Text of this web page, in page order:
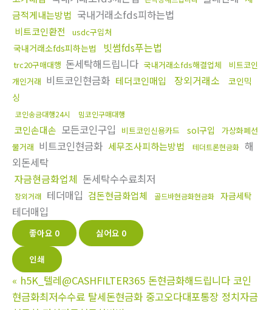
금적게내는방법 국내거래소fds피하는법
비트코인환전 usdc구입처
국내거래소fds피하는법 빗썸fds푸는법
trc20구매대행 돈세탁해드립니다 국내거래소fds해결업체
비트코인
개인거래 비트코인현금화 테더코인매입 장외거래소
코인믹
싱
코인송금대행24시 밈코인구매대행
코인손대손 모든코인구입 비트코인신용카드 sol구입
가상화폐선
물거래 비트코인현금화 세무조사피하는방법 테더트론현금화 해
외돈세탁
자금현금화업체 돈세탁수수료최저
장외거래 테더매입 검돈현금화업체 골드바현금화현금화 자금세탁
테더매입
좋아요 0 싫어요 0
인쇄
« h5K_텔레@CASHFILTER365 돈현금화해드립니다 코인
현금화최저수수료 탈세돈현금화 중고오다대포통장 정치자금